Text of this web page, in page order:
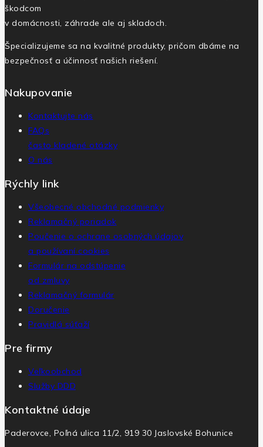
škodcom
v domácnosti, záhrade ale aj skladoch.
Špecializujeme sa na kvalitné produkty, pričom dbáme na
bezpečnosť a účinnosť našich riešení.
Nakupovanie
Kontaktujte nás
FAQs
často kladené otázky
O nás
Rýchly link
Všeobecné obchodné podmienky
Reklamačný poriadok
Poučenie o ochrane osobných údajov
a používaní cookies
Formulár na odstúpenie
od zmluvy
Reklamačný formulár
Doručenie
Pravidlá súťaží
Pre firmy
Veľkoobchod
Služby DDD
Kontaktné údaje
Paderovce, Poľná ulica 11/2, 919 30 Jaslovské Bohunice